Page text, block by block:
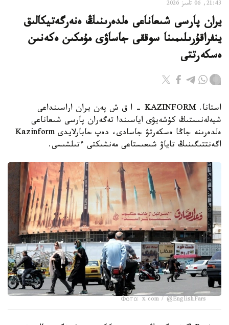
21:43, 06 تامىز 2026
يران پارسى شىعاناعى ەلدەرىنىڭ ەنەرگەتيكالىق
ينفراقۇرىلىمىنا سوققى جاساۋى مۇمكىن ەكەنىن
ەسكەرتتى
استانا. KAZINFORM - ا ق ش پەن يران اراسىنداعى
شيەلەنىستىڭ كۇشەيۋى اياسىندا تەگەران پارسى شىعاناعى
ەلدەرىنە جاڭا ەسكەرتۋ جاسادى، دەپ حابارلايدى Kazinform
اگەنتتىگىنىڭ تاياۋ شىعىستاعى مەنشىكتى ءتىلشىسى.
Фото: x.com / @EnglishFars